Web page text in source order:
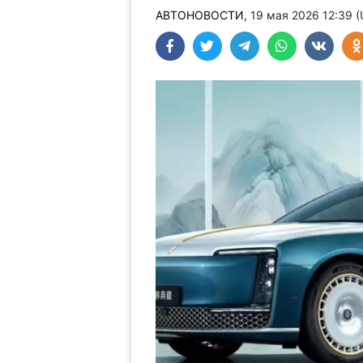
АВТОНОВОСТИ, 19 мая 2026 12:39